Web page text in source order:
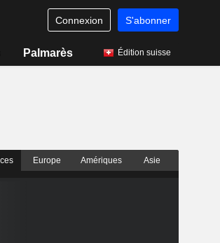
Connexion S'abonner
Palmarès Édition suisse
Europe Amériques Asie